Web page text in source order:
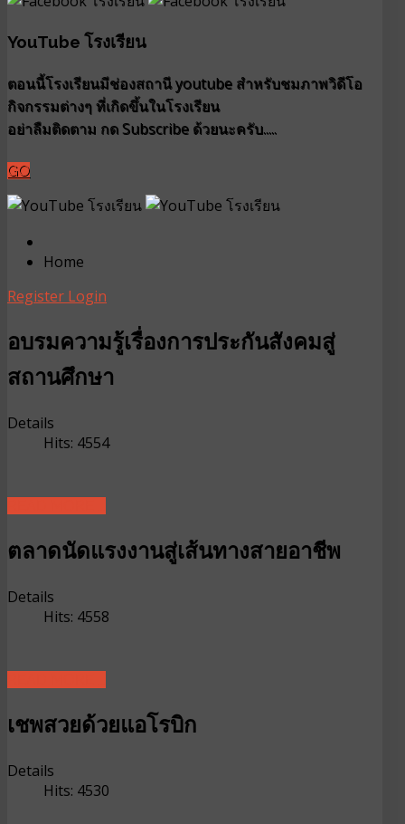
YouTube โรงเรียน
ตอนนี้โรงเรียนมีช่องสถานี youtube สำหรับชมภาพวิดีโอ
กิจกรรมต่างๆ ที่เกิดขึ้นในโรงเรียน
อย่าลืมติดตาม กด Subscribe ด้วยนะครับ.....
GO
Home
Register Login
อบรมความรู้เรื่องการประกันสังคมสู่
สถานศึกษา
Details
Hits: 4554
ตลาดนัดแรงงานสู่เส้นทางสายอาชีพ
Details
Hits: 4558
เชพสวยด้วยแอโรบิก
Details
Hits: 4530